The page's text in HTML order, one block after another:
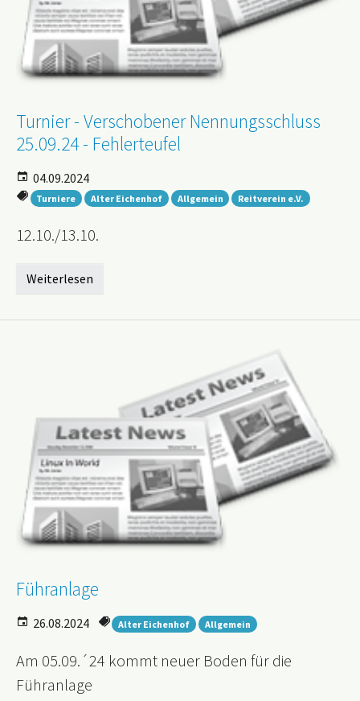
Turnier - Verschobener Nennungsschluss
25.09.24 - Fehlerteufel
04.09.2024
Turniere Alter Eichenhof Allgemein Reitverein e.V.
12.10./13.10.
Weiterlesen
Führanlage
26.08.2024 Alter Eichenhof Allgemein
Am 05.09.´24 kommt neuer Boden für die
Führanlage